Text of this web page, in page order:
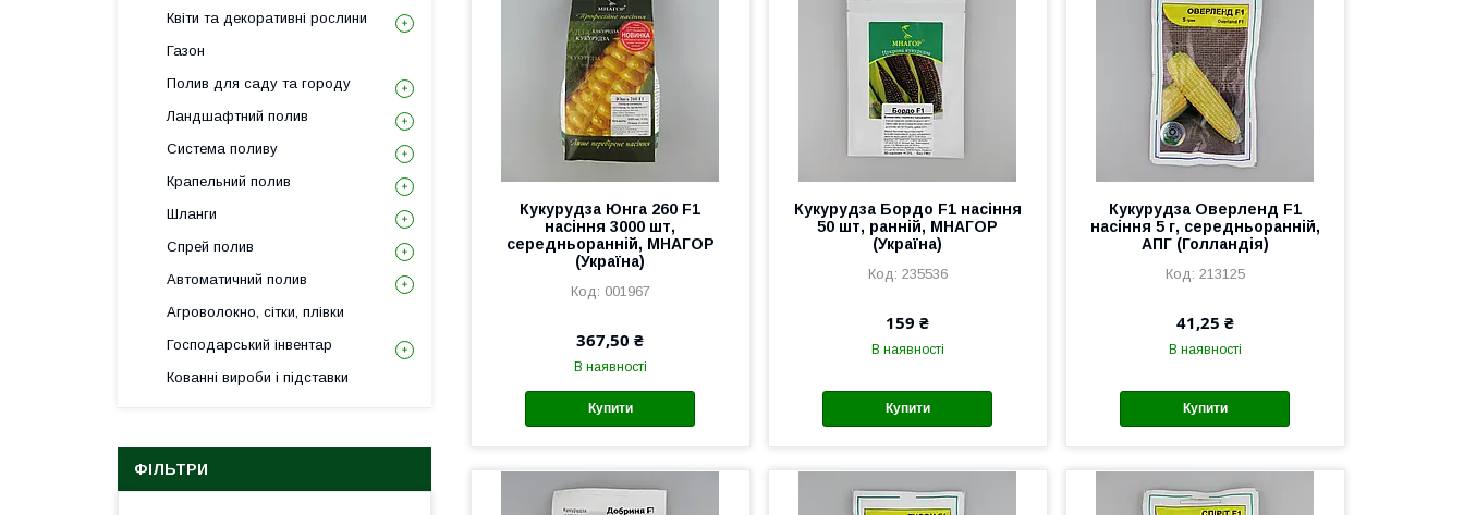
Кукурудза Юнга 260 F1
насіння 3000 шт,
середньоранній, МНАГОР
(Україна)
001967
367,50 ₴
В наявності
Купити
Кукурудза Бордо F1 насіння
50 шт, ранній, МНАГОР
(Україна)
235536
159 ₴
В наявності
Купити
Кукурудза Оверленд F1
насіння 5 г, середньоранній,
АПГ (Голландія)
213125
41,25 ₴
В наявності
Купити
Квіти та декоративні рослини
Газон
Полив для саду та городу
Ландшафтний полив
Система поливу
Крапельний полив
Шланги
Спрей полив
Автоматичний полив
Агроволокно, сітки, плівки
Господарський інвентар
Кованні вироби і підставки
ФІЛЬТРИ